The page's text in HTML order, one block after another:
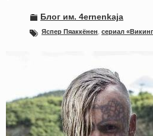
Блог им. 4ernenkaja
Яспер Пяаккёнен сериал